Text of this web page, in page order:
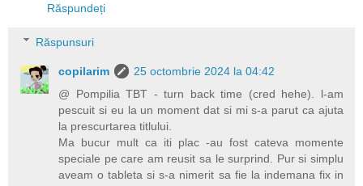
Răspundeți
Răspunsuri
copilarim
25 octombrie 2024 la 04:42
@ Pompilia TBT - turn back time (cred hehe). l-am
pescuit si eu la un moment dat si mi s-a parut ca ajuta
la prescurtarea titlului.
Ma bucur mult ca iti plac -au fost cateva momente
speciale pe care am reusit sa le surprind. Pur si simplu
aveam o tableta si s-a nimerit sa fie la indemana fix in